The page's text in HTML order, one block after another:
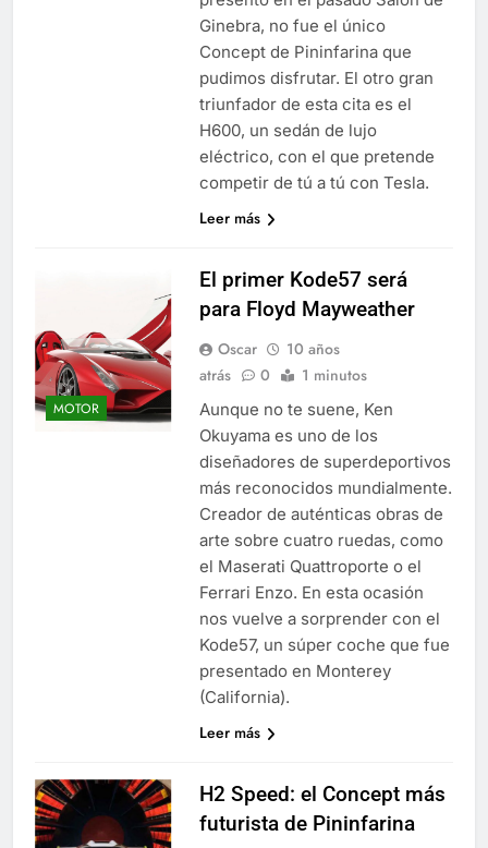
Ginebra, no fue el único
Concept de Pininfarina que
pudimos disfrutar. El otro gran
triunfador de esta cita es el
H600, un sedán de lujo
eléctrico, con el que pretende
competir de tú a tú con Tesla.
Leer más
MOTOR
El primer Kode57 será
para Floyd Mayweather
Oscar
10 años
atrás
0 1 minutos
Aunque no te suene, Ken
Okuyama es uno de los
diseñadores de superdeportivos
más reconocidos mundialmente.
Creador de auténticas obras de
arte sobre cuatro ruedas, como
el Maserati Quattroporte o el
Ferrari Enzo. En esta ocasión
nos vuelve a sorprender con el
Kode57, un súper coche que fue
presentado en Monterey
(California).
Leer más
H2 Speed: el Concept más
futurista de Pininfarina